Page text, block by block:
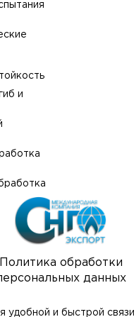
Политика обработки
данных
и
удобной и быстрой связи